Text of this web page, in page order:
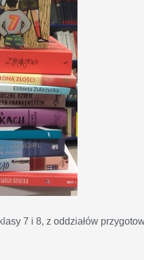
7 i 8, z oddziałów